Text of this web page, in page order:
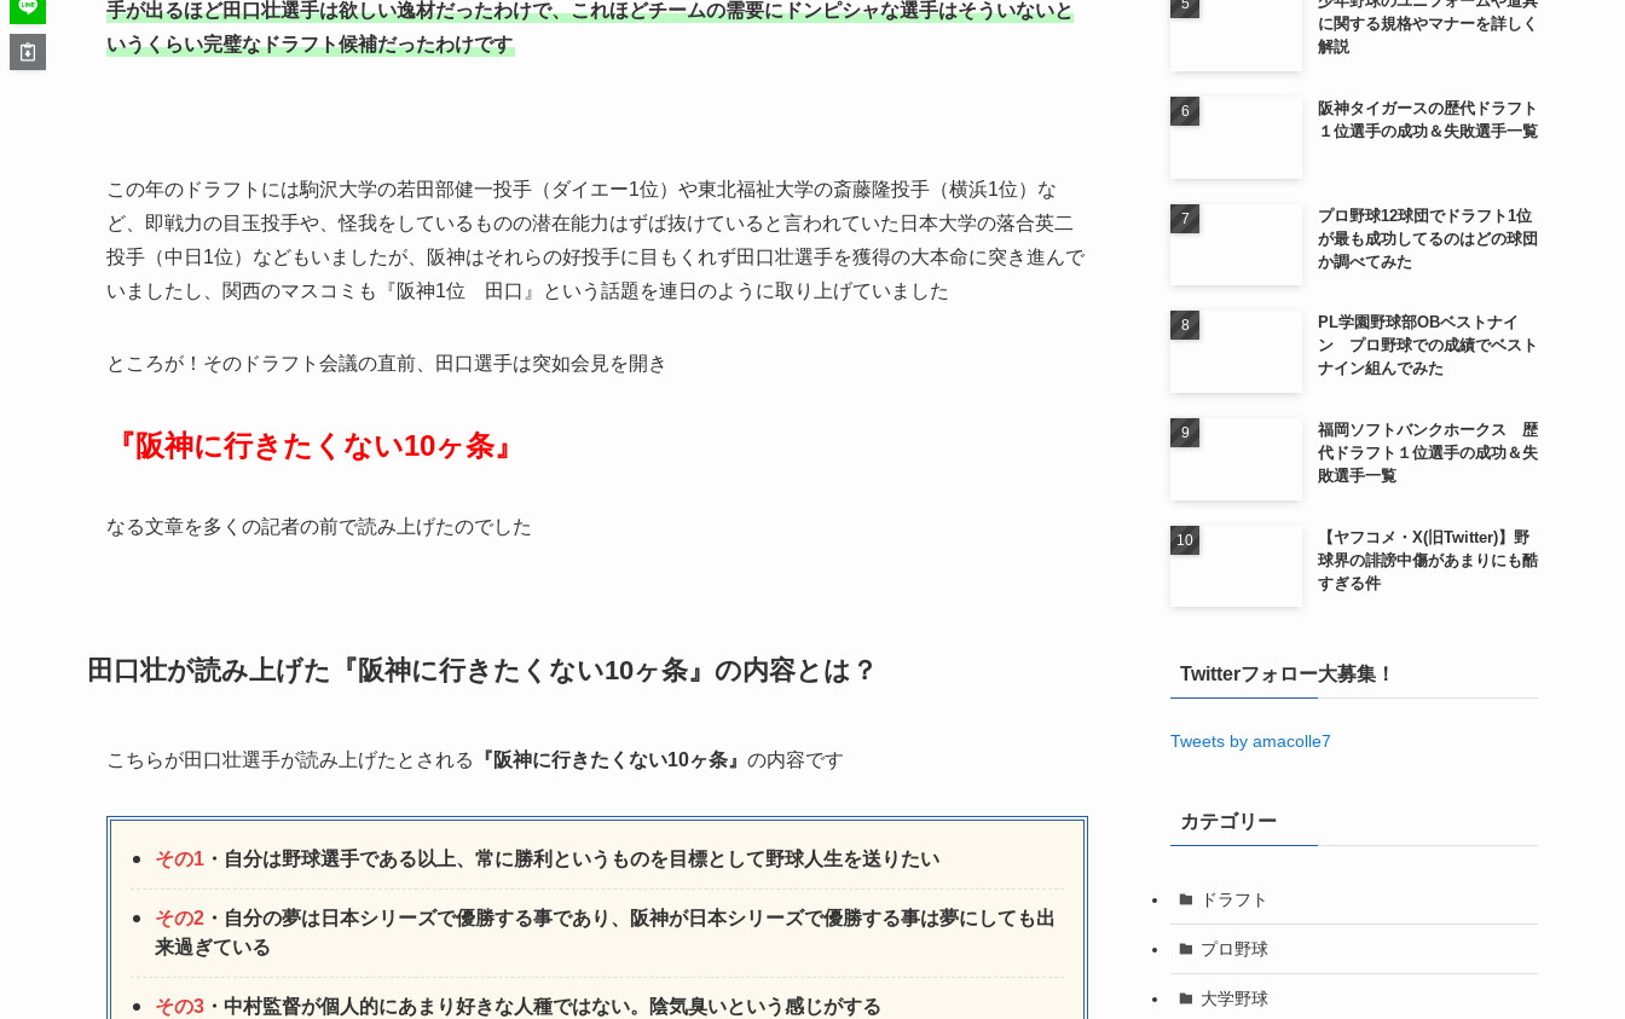
手が出るほど田口壮選手は欲しい逸材だったわけで、これほどチームの需要にドンピシャな選手はそういないと
いうくらい完璧なドラフト候補だったわけです
この年のドラフトには駒沢大学の若田部健一投手（ダイエー1位）や東北福祉大学の斎藤隆投手（横浜1位）な
ど、即戦力の目玉投手や、怪我をしているものの潜在能力はずば抜けていると言われていた日本大学の落合英二
投手（中日1位）などもいましたが、阪神はそれらの好投手に目もくれず田口壮選手を獲得の大本命に突き進んで
いましたし、関西のマスコミも『阪神1位 田口』という話題を連日のように取り上げていました
ところが！そのドラフト会議の直前、田口選手は突如会見を開き
『阪神に行きたくない10ヶ条』
なる文章を多くの記者の前で読み上げたのでした
田口壮が読み上げた『阪神に行きたくない10ヶ条』の内容とは？
こちらが田口壮選手が読み上げたとされる 『阪神に行きたくない10ヶ条』 の内容です
その1 ・自分は野球選手である以上、常に勝利というものを目標として野球人生を送りたい
その2 ・自分の夢は日本シリーズで優勝する事であり、阪神が日本シリーズで優勝する事は夢にしても出
来過ぎている
その3 ・中村監督が個人的にあまり好きな人種ではない。陰気臭いという感じがする
に関する規格やマナーを詳しく
解説
阪神タイガースの歴代ドラフト
１位選手の成功＆失敗選手一覧
プロ野球12球団でドラフト1位
が最も成功してるのはどの球団
か調べてみた
PL学園野球部OBベストナイ
ン プロ野球での成績でベスト
ナイン組んでみた
福岡ソフトバンクホークス 歴
代ドラフト１位選手の成功＆失
敗選手一覧
【ヤフコメ・X(旧Twitter)】野
球界の誹謗中傷があまりにも酷
すぎる件
Twitterフォロー大募集！
Tweets by amacolle7
カテゴリー
ドラフト
プロ野球
大学野球